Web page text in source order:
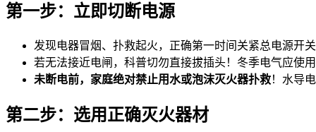
第一步：立即切断电源
发现电器冒烟、扑救起火，正确第一时间关紧总电源开
若无法接近电闸，科普切勿直接拔插头！冬季电气应使
未断电前，家庭绝对禁止用水或泡沫灭火器扑救！水导
第二步：选用正确灭火器材